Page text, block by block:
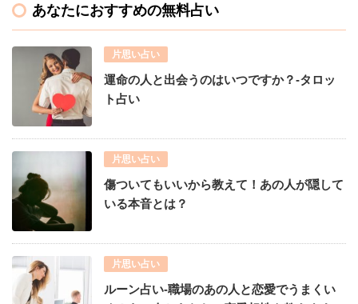
あなたにおすすめの無料占い
片思い占い
運命の人と出会うのはいつですか？-タロッ
ト占い
片思い占い
傷ついてもいいから教えて！あの人が隠して
いる本音とは？
片思い占い
ルーン占い-職場のあの人と恋愛でうまくい